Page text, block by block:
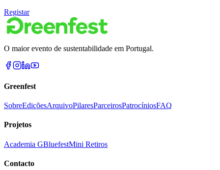
Registar
O maior evento de sustentabilidade em Portugal.
Greenfest
SobreEdiçõesArquivoPilaresParceirosPatrocíniosFAQ
Projetos
Academia GBluefestMini Retiros
Contacto